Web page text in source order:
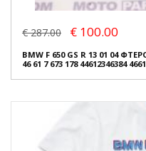
€ 287.00 € 100.00
BMW F 650 GS R 13 01 04
46 61 7 673 178 44612346384